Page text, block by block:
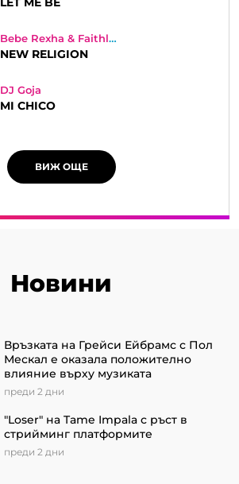
Bebe Rexha & Faithless
NEW RELIGION
DJ Goja
MI CHICO
ВИЖ ОЩЕ
Новини
Връзката на Грейси Ейбрамс с Пол
Мескал е оказала положително
влияние върху музиката
преди 2 дни
"Loser" на Tame Impala с ръст в
стрийминг платформите
преди 2 дни